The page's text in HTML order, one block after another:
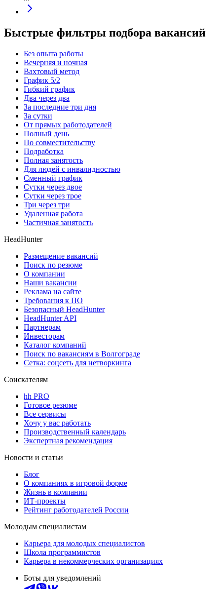
Быстрые фильтры подбора вакансий
Без опыта работы
Вечерняя и ночная
Вахтовый метод
График 5/2
Гибкий график
Два через два
За последние три дня
За сутки
От прямых работодателей
Полный день
По совместительству
Подработка
Полная занятость
Для людей с инвалидностью
Сменный график
Сутки через двое
Сутки через трое
Три через три
Удаленная работа
Частичная занятость
HeadHunter
Размещение вакансий
Поиск по резюме
О компании
Наши вакансии
Реклама на сайте
Требования к ПО
Безопасный HeadHunter
HeadHunter API
Партнерам
Инвесторам
Каталог компаний
Поиск по вакансиям в Волгограде
Сетка: соцсеть для нетворкинга
Соискателям
hh PRO
Готовое резюме
Все сервисы
Хочу у вас работать
Производственный календарь
Экспертная рекомендация
Новости и статьи
Блог
О компаниях в игровой форме
Жизнь в компании
ИТ-проекты
Рейтинг работодателей России
Молодым специалистам
Карьера для молодых специалистов
Школа программистов
Карьера в некоммерческих организациях
Боты для уведомлений